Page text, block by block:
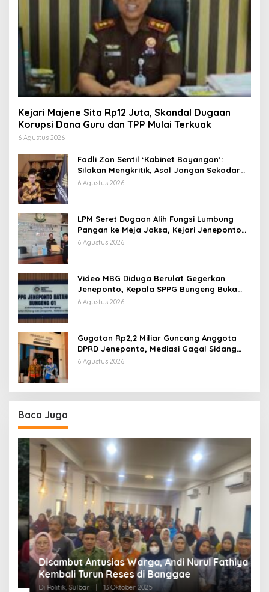
Kejari Majene Sita Rp12 Juta, Skandal Dugaan
Korupsi Dana Guru dan TPP Mulai Terkuak
6 Agustus 2026
Fadli Zon Sentil ‘Kabinet Bayangan’:
Silakan Mengkritik, Asal Jangan Sekadar
Bayangan
6 Agustus 2026
LPM Seret Dugaan Alih Fungsi Lumbung
Pangan ke Meja Jaksa, Kejari Jeneponto
Didesak Bongkar Seluruh Dokumen
6 Agustus 2026
Video MBG Diduga Berulat Gegerkan
Jeneponto, Kepala SPPG Bungeng Buka
Suara
6 Agustus 2026
Gugatan Rp2,2 Miliar Guncang Anggota
DPRD Jeneponto, Mediasi Gagal Sidang
Masuk Pembuktian
6 Agustus 2026
Baca Juga
Disambut Antusias Warga, Andi Nurul Fathiya
Kembali Turun Reses di Banggae
Di Politik, Sulbar | 13 Oktober 2025